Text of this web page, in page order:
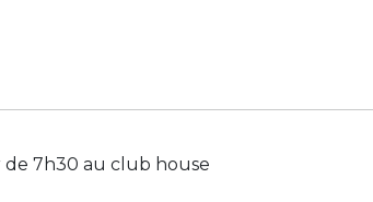
7h30 au club house